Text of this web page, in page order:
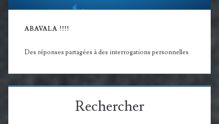
ABAVALA !!!!
Des réponses partagées à des interrogations personnelles
Rechercher